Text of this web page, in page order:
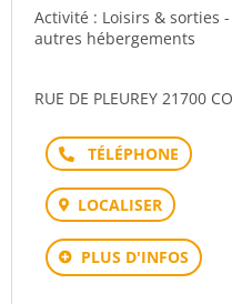
Activité : Loisirs & sorties
autres hébergements
RUE DE PLEUREY 21700
Téléphone
LOCALISER
PLUS D'INFOS